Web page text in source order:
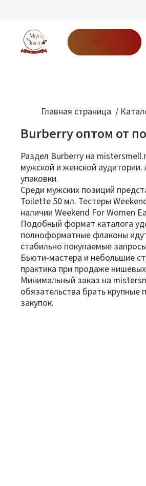
Каталог
Главная страница /
Burberry оптом от
Раздел Burberry на
мужской и женской
упаковки.
Среди мужских позиций
Toilette 50 мл. Тестеры
наличии Weekend For Women
Подобный формат каталога
полноформатные флаконы
стабильно покупаемые
Бьюти-мастера и небольшие
практика при продаже
Минимальный заказ на
обязательства брать
закупок.